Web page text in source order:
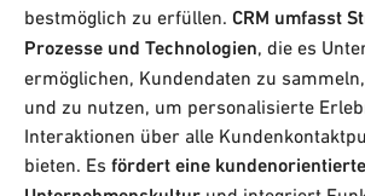
bestmöglich zu erfüllen. CRM umfasst
Prozesse und Technologien, die es
ermöglichen, Kundendaten zu
und zu nutzen, um personalisierte
Interaktionen über alle
bieten. Es fördert eine kundenorientierte